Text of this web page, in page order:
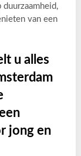
van een
u alles
jong en